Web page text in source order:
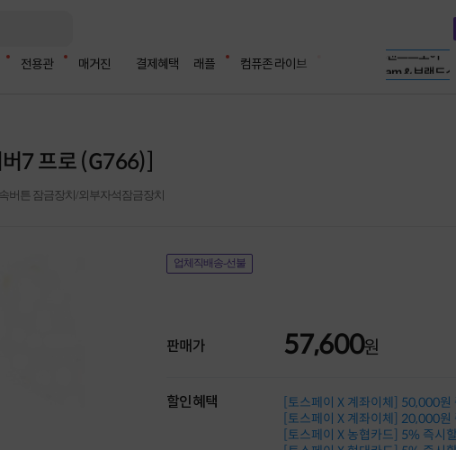
전용관 매거진 결제혜택 래플 컴퓨존 라이브
LG gram & 브랜드스
Microsoft 브랜드스
7 프로 (G766)]
버튼 잠금장치/외부자석잠금장치
업체직배송-선불
판매가 57,600원
할인혜택
[토스페이 X 계좌이체] 50,000
[토스페이 X 계좌이체] 20,000
[토스페이 X 농협카드] 5% 즉시